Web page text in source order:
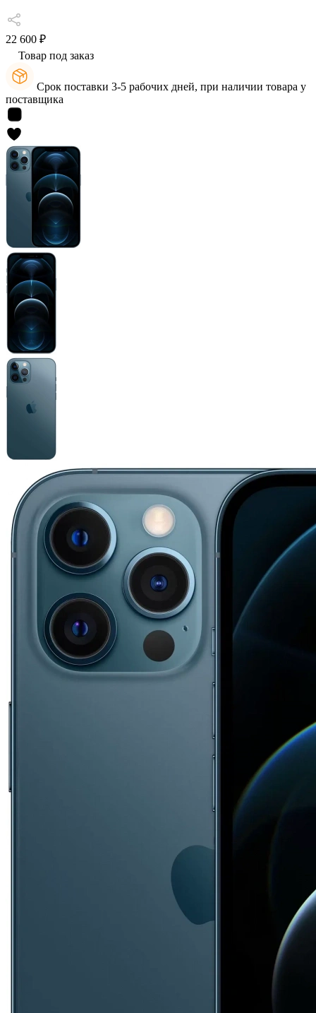
22 600 ₽
Товар под заказ
Срок поставки 3-5 рабочих дней, при наличии товара у
поставщика